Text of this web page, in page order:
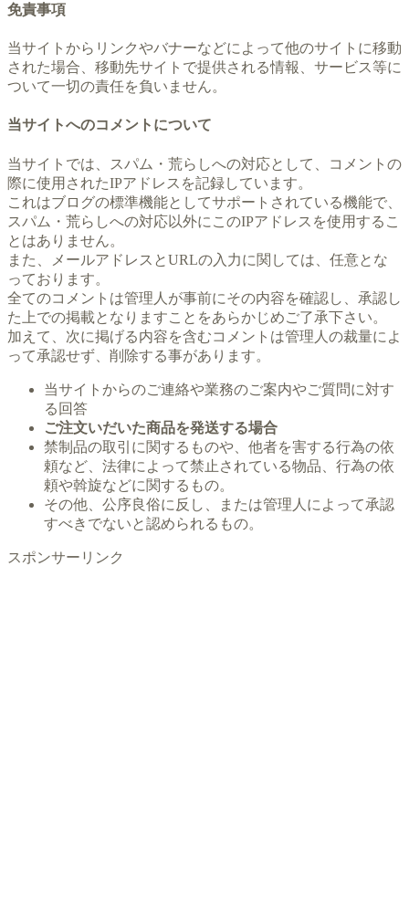
免責事項
当サイトからリンクやバナーなどによって他のサイトに移動
された場合、移動先サイトで提供される情報、サービス等に
ついて一切の責任を負いません。
当サイトへのコメントについて
当サイトでは、スパム・荒らしへの対応として、コメントの
際に使用されたIPアドレスを記録しています。
これはブログの標準機能としてサポートされている機能で、
スパム・荒らしへの対応以外にこのIPアドレスを使用するこ
とはありません。
また、メールアドレスとURLの入力に関しては、任意とな
っております。
全てのコメントは管理人が事前にその内容を確認し、承認し
た上での掲載となりますことをあらかじめご了承下さい。
加えて、次に掲げる内容を含むコメントは管理人の裁量によ
って承認せず、削除する事があります。
当サイトからのご連絡や業務のご案内やご質問に対す
る回答
ご注文いだいた商品を発送する場合
禁制品の取引に関するものや、他者を害する行為の依
頼など、法律によって禁止されている物品、行為の依
頼や斡旋などに関するもの。
その他、公序良俗に反し、または管理人によって承認
すべきでないと認められるもの。
スポンサーリンク